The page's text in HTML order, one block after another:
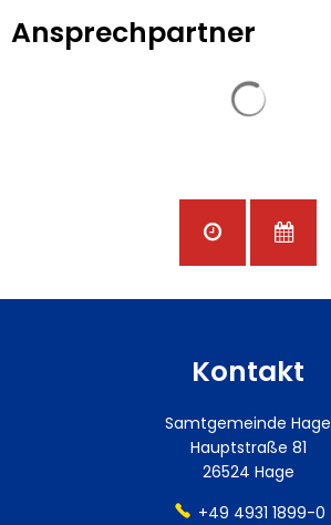
Ansprechpartner
Kontakt
Samtgemeinde Hage
Hauptstraße 81
26524 Hage
+49 4931 1899-0